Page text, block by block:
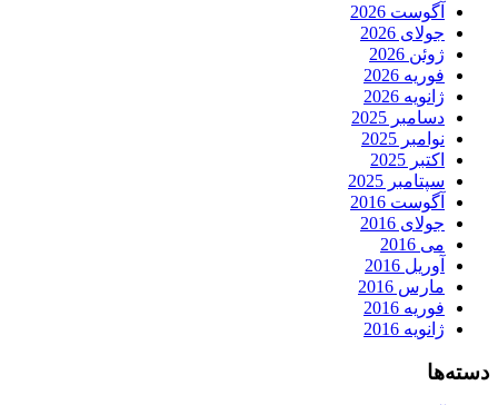
آگوست 2026
جولای 2026
ژوئن 2026
فوریه 2026
ژانویه 2026
دسامبر 2025
نوامبر 2025
اکتبر 2025
سپتامبر 2025
آگوست 2016
جولای 2016
می 2016
آوریل 2016
مارس 2016
فوریه 2016
ژانویه 2016
دسته‌ها